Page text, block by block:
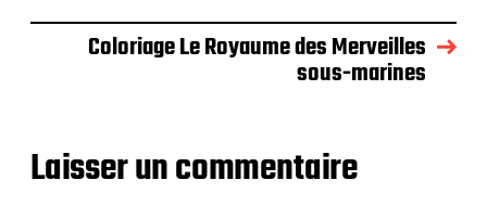
Coloriage Le Royaume des Merveilles
sous-marines
Laisser un commentaire